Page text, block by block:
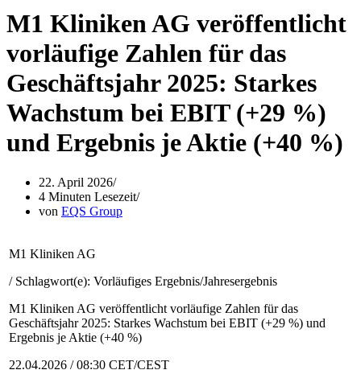
M1 Kliniken AG veröffentlicht
vorläufige Zahlen für das
Geschäftsjahr 2025: Starkes
Wachstum bei EBIT (+29 %)
und Ergebnis je Aktie (+40 %)
22. April 2026
4 Minuten Lesezeit
von EQS Group
M1 Kliniken AG
/ Schlagwort(e): Vorläufiges Ergebnis/Jahresergebnis
M1 Kliniken AG veröffentlicht vorläufige Zahlen für das
Geschäftsjahr 2025: Starkes Wachstum bei EBIT (+29 %) und
Ergebnis je Aktie (+40 %)
22.04.2026 / 08:30 CET/CEST